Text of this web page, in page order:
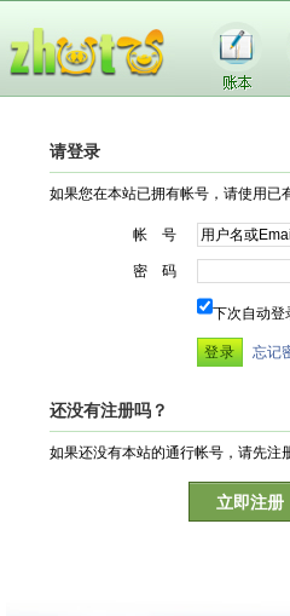
请登录
如果您在本站已拥有帐号，请使用已
帐 号
密 码
下次自动登
忘记
还没有注册吗？
如果还没有本站的通行帐号，请先注
立即注册